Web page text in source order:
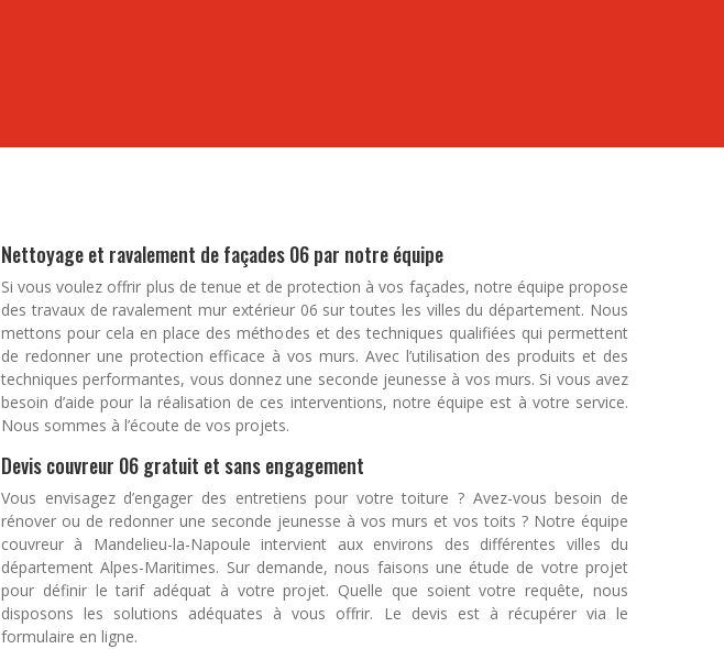
humide. Notre équipe composée de professionnels intervient à
Nettoyage et ravalement de façades 06 par notre équipe
Si vous voulez offrir plus de tenue et de protection à vos façades, notre équipe propose
des travaux de ravalement mur extérieur 06 sur toutes les villes du département. Nous
mettons pour cela en place des méthodes et des techniques qualifiées qui permettent
de redonner une protection efficace à vos murs. Avec l’utilisation des produits et des
techniques performantes, vous donnez une seconde jeunesse à vos murs. Si vous avez
besoin d’aide pour la réalisation de ces interventions, notre équipe est à votre service.
Nous sommes à l’écoute de vos projets.
Devis couvreur 06 gratuit et sans engagement
Vous envisagez d’engager des entretiens pour votre toiture ? Avez-vous besoin de
rénover ou de redonner une seconde jeunesse à vos murs et vos toits ? Notre équipe
couvreur à Mandelieu-la-Napoule intervient aux environs des différentes villes du
département Alpes-Maritimes. Sur demande, nous faisons une étude de votre projet
pour définir le tarif adéquat à votre projet. Quelle que soient votre requête, nous
disposons les solutions adéquates à vous offrir. Le devis est à récupérer via le
formulaire en ligne.